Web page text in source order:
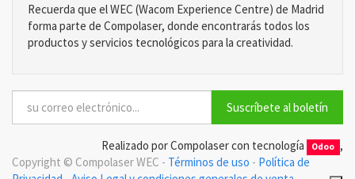
Recuerda que el WEC (Wacom Experience Centre) de Madrid
forma parte de Compolaser, donde encontrarás todos los
productos y servicios tecnológicos para la creatividad.
Suscríbete al boletín
Realizado por Compolaser con tecnología Odoo ,
Copyright © Compolaser WEC - Términos de uso - Política de